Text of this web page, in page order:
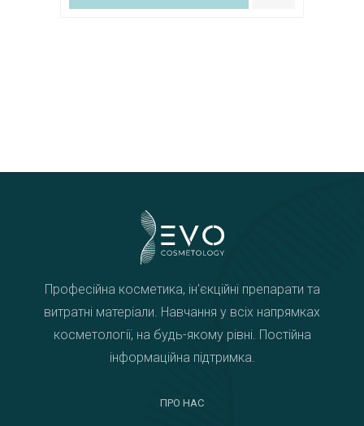
Професійна косметика, ін'єкційні препарати та
витратні матеріали. Навчання у всіх напрямках
косметології, на будь-якому рівні. Постійна
інформаційна підтримка.
ПРО НАС